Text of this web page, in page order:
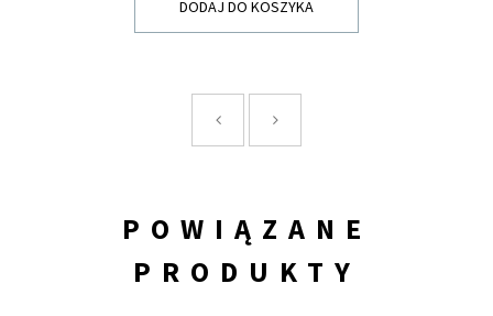
DODAJ DO KOSZYKA
POWIĄZANE
PRODUKTY